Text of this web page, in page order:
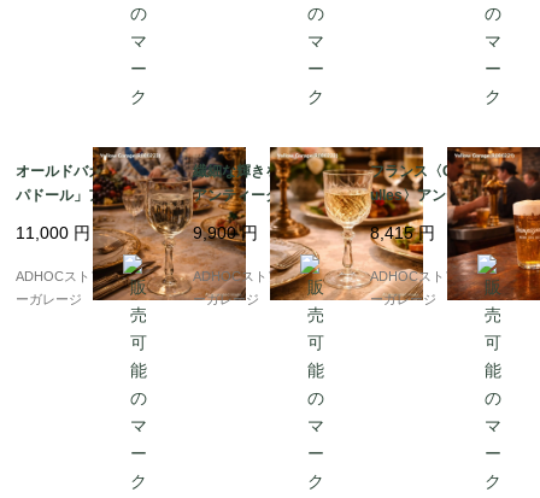
オールドバカラ「ポン
パドール」アシッドエ
ッチング ウォーターグ
ラス ? 優美な花文様が
浮かび上がる、18cm
アンティークグラス ?
11,000 円
ADHOCストア・イエロ
ーガレージ
繊細な輝きを楽しむ ?
アンティーク クリスタ
ルカット ワイングラス
（高さ13cm）
9,900円
ADHOCストア・イエロ
ーガレージ
フランス〈Champigne
ulles〉アンティーク・
ビアグラス 25cl（2客
セット）
8,415円
ADHOCストア・イエロ
ーガレージ